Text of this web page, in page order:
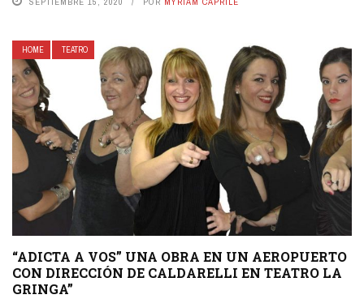
HOME TEATRO
“ADICTA A VOS” UNA OBRA EN UN AEROPUERTO
CON DIRECCIÓN DE CALDARELLI EN TEATRO LA
GRINGA”